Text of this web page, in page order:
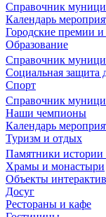
Справочник
Календарь
Городские премии
Образование
Справочник
Социальная защита
Спорт
Справочник
Наши чемпионы
Календарь
Туризм и отдых
Памятники истории
Храмы и монастыри
Объекты
Досуг
Рестораны и кафе